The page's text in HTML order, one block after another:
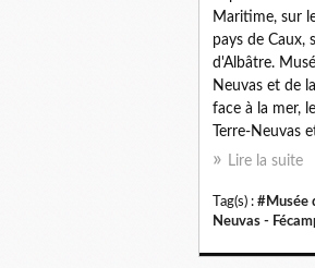
Maritime, sur
pays de Caux,
d'Albâtre.
Neuvas et de
face à la mer,
Terre-Neuvas
Lire la suite
Tag(s) : #Musée
Neuvas -